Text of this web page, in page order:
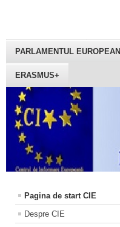
PARLAMENTUL EUROPEAN
ERASMUS+
Pagina de start CIE
Despre CIE